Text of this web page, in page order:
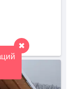
✖